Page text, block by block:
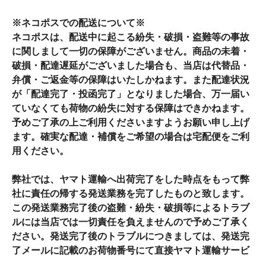
※ネコポスでの配送について※
ネコポスは、配送中に起こる紛失・破損・盗難等の事故
に関しまして一切の保障がございません。商品の未着・
破損・配達遅延がございました場合も、当店は代替品・
弁償・ご返金等の保障はいたしかねます。また配達状況
が「配達完了・投函完了」となりました場合、万一届い
ていなくても荷物の紛失に対する保障はできかねます。
予めご了承の上ご利用くださいますようお願い申し上げ
ます。確実な配達・補償をご希望の場合は宅配便をご利
用ください。
弊社では、ヤマト運輸へ出荷完了をした時点をもって弊
社に責任の帰する発送業務を完了したものと致します。
この発送業務完了後の盗難・紛失・破損等によるトラブ
ルには当店では一切責任を負えませんので予めご了承く
ださい。発送完了後のトラブルにつきましては、発送完
了メールに記載のお荷物番号にて直接ヤマト運輸サービ